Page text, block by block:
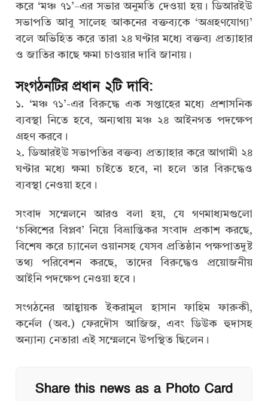
করে ‘মঞ্চ ৭১’–এর সভার অনুমতি দেওয়া হয়। ডিআরইউ
সভাপতি আবু সালেহ আকনের বক্তব্যকে ‘অগ্রহণযোগ্য’
বলে অভিহিত করে তারা ২৪ ঘণ্টার মধ্যে বক্তব্য প্রত্যাহার
ও জাতির কাছে ক্ষমা চাওয়ার দাবি জানায়।
সংগঠনটির প্রধান ২টি দাবি:
১. ‘মঞ্চ ৭১’-এর বিরুদ্ধে এক সপ্তাহের মধ্যে প্রশাসনিক
ব্যবস্থা নিতে হবে, অন্যথায় মঞ্চ ২৪ আইনগত পদক্ষেপ
গ্রহণ করবে।
২. ডিআরইউ সভাপতির বক্তব্য প্রত্যাহার করে আগামী ২৪
ঘণ্টার মধ্যে ক্ষমা চাইতে হবে, না হলে তার বিরুদ্ধেও
ব্যবস্থা নেওয়া হবে।
সংবাদ সম্মেলনে আরও বলা হয়, যে গণমাধ্যমগুলো
‘চব্বিশের বিপ্লব’ নিয়ে বিভ্রান্তিকর সংবাদ প্রকাশ করছে,
বিশেষ করে চ্যানেল ওয়ানসহ যেসব প্রতিষ্ঠান পক্ষপাতদুষ্ট
তথ্য পরিবেশন করছে, তাদের বিরুদ্ধেও প্রয়োজনীয়
আইনি পদক্ষেপ নেওয়া হবে।
সংগঠনের আহ্বায়ক ইকরামুল হাসান ফাহিম ফারুকী,
কর্নেল (অব.) ফেরদৌস আজিজ, এবং ডিউক হুদাসহ
অন্যান্য নেতারা এই সম্মেলনে উপস্থিত ছিলেন।
Share this news as a Photo Card